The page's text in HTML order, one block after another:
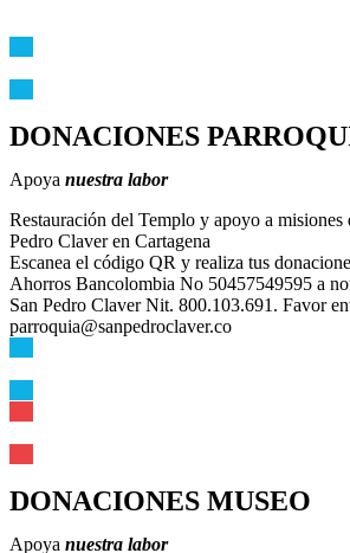
DONACIONES
Apoya nuestra labor
Restauración del Templo y apoyo a misiones
Pedro Claver en Cartagena
Escanea el código QR y realiza tus
Ahorros Bancolombia No 50457549595 a
San Pedro Claver Nit. 800.103.691. Favor
parroquia@sanpedroclaver.co
DONACIONES MUSEO
Apoya nuestra labor